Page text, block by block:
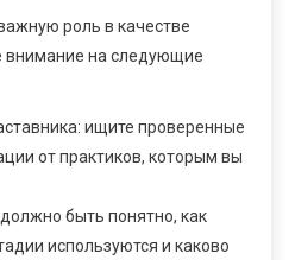
роль в качестве
внимание на следующие
ищите проверенные
от практиков, которым вы
быть понятно, как
используются и каково